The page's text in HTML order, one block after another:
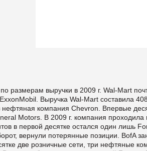
, по размерам выручки в 2009 г. Wal-Mart
Выручка Wal-Mart составила
нефтяная компания Chevron. Впервые
Motors. В 2009 г. компания проходила
в первой десятке остался один лишь
вернули потерянные позиции. BofA
две розничные сети, три нефтяные